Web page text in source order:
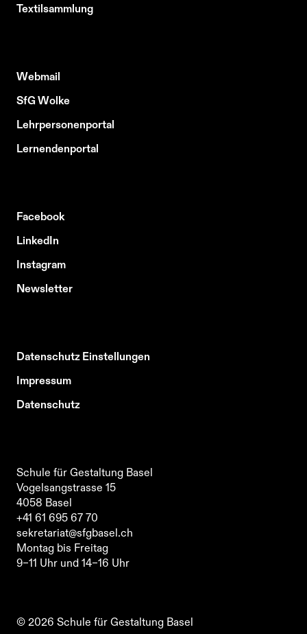
sekretariat@sfgbasel.ch
Schule für Gestaltung Basel
Vogelsangstrasse 15
+41 61 695 67 70
sekretariat@sfgbasel.ch
Textilsammlung
Webmail
SfG Wolke
Lehrpersonenportal
Lernendenportal
Facebook
LinkedIn
Instagram
Newsletter
Datenschutz Einstellungen
Impressum
Datenschutz
Schule für Gestaltung Basel
Vogelsangstrasse 15
4058 Basel
+41 61 695 67 70
sekretariat@sfgbasel.ch
Montag bis Freitag
9–11 Uhr und 14–16 Uhr
© 2026 Schule für Gestaltung Basel